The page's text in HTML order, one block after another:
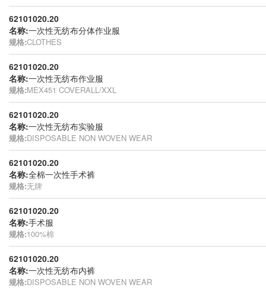
62101020.20
名称:一次性无纺布分体作业服
规格:CLOTHES
62101020.20
名称:一次性无纺布作业服
规格:MEX451 COVERALL/XXL
62101020.20
名称:一次性无纺布实验服
规格:DISPOSABLE NON WOVEN WEAR
62101020.20
名称:全棉一次性手术裤
规格:无牌
62101020.20
名称:手术服
规格:100%棉
62101020.20
名称:一次性无纺布内裤
规格:DISPOSABLE NON WOVEN WEAR